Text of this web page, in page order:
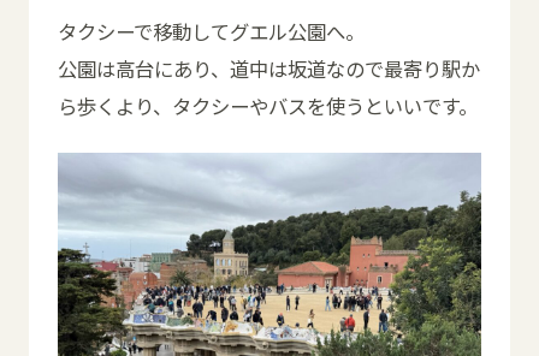
タクシーで移動してグエル公園へ。
公園は高台にあり、道中は坂道なので最寄り駅か
ら歩くより、タクシーやバスを使うといいです。